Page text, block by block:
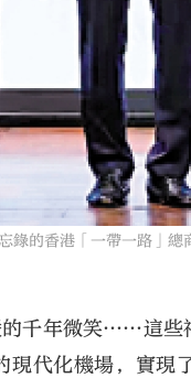
香港「一帶一路」總
千年微笑……這些
代化機場，實現